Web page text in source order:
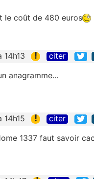
le coût de 480 euros
14h13 ! citer
anagramme...
14h15 ! citer
1337 faut savoir